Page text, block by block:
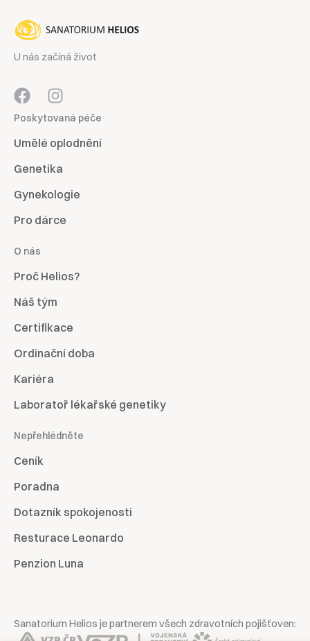
U nás začíná život
Poskytovaná péče
Umělé oplodnění
Genetika
Gynekologie
Pro dárce
O nás
Proč Helios?
Náš tým
Certifikace
Ordinační doba
Kariéra
Laboratoř lékařské genetiky
Nepřehlédněte
Ceník
Poradna
Dotazník spokojenosti
Resturace Leonardo
Penzion Luna
Sanatorium Helios je partnerem všech zdravotních pojišťoven: